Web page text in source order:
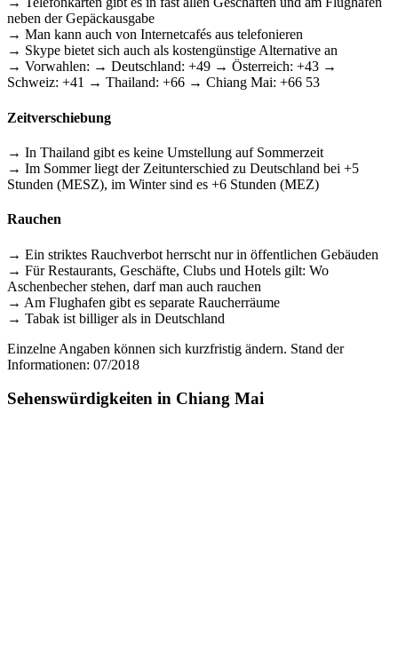
neben der Gepäckausgabe
→ Man kann auch von Internetcafés aus telefonieren
→ Skype bietet sich auch als kostengünstige Alternative an
→ Vorwahlen: → Deutschland: +49 → Österreich: +43 →
Schweiz: +41 → Thailand: +66 → Chiang Mai: +66 53
Zeitverschiebung
→ In Thailand gibt es keine Umstellung auf Sommerzeit
→ Im Sommer liegt der Zeitunterschied zu Deutschland bei +5
Stunden (MESZ), im Winter sind es +6 Stunden (MEZ)
Rauchen
→ Ein striktes Rauchverbot herrscht nur in öffentlichen Gebäuden
→ Für Restaurants, Geschäfte, Clubs und Hotels gilt: Wo
Aschenbecher stehen, darf man auch rauchen
→ Am Flughafen gibt es separate Raucherräume
→ Tabak ist billiger als in Deutschland
Einzelne Angaben können sich kurzfristig ändern. Stand der
Informationen: 07/2018
Sehenswürdigkeiten in Chiang Mai